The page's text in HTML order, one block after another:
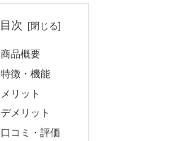
目次
商品概要
特徴・機能
メリット
デメリット
口コミ・評価